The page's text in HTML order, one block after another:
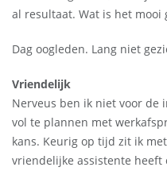
al resultaat. Wat is het mooi
Dag oogleden. Lang niet
Vriendelijk
Nerveus ben ik niet voor de
vol te plannen met
kans. Keurig op tijd zit ik
vriendelijke assistente heeft